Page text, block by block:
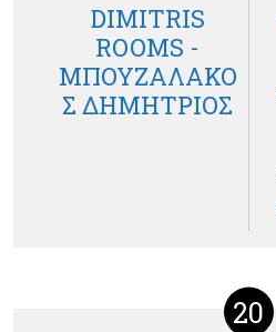
DIMITRIS
ROOMS -
ΜΠΟΥΖΑΛΑΚΟ
Σ ΔΗΜΗΤΡΙΟΣ
20